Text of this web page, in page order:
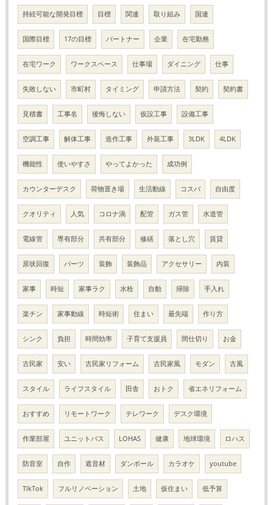
持続可能な開発目標 目標 関連 取り組み 国連
国際目標 17の目標 パートナー 企業 在宅勤務
在宅ワーク ワークスペース 仕事場 ダイニング 仕事
失敗しない 市町村 タイミング 申請方法 契約 契約書
見積書 工事名 後悔しない 仮設工事 設備工事
空調工事 解体工事 造作工事 外装工事 3LDK 4LDK
機能性 使いやすさ やってよかった 成功例
カウンターデスク 荷物置き場 生活動線 コスパ 自由度
クオリティ 人気 コロナ渦 配管 ガス管 水道管
電線管 専有部分 共有部分 修繕 落とし穴 賃貸
原状回復 パーツ 装飾 装飾品 アクセサリー 内装
家事 時短 家事ラク 水栓 自動 掃除 手入れ
楽チン 家事動線 時短術 住まい 最先端 作り方
シンク 負担 時間効率 子育て支援員 間仕切り お金
古民家 安い 古民家リフォーム 古民家風 モダン 古風
スタイル ライフスタイル 田舎 おトク 省エネリフォーム
おすすめ リモートワーク テレワーク デスク環境
作業部屋 ユニットバス LOHAS 健康 地球環境 ロハス
防音室 自作 遮音材 ダンボール カラオケ youtube
TIkTok フルリノベーション 土地 仮住まい 低予算